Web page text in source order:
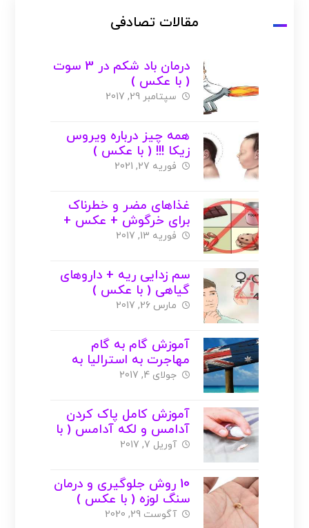
مقالات تصادفی
درمان باد شکم در 3 سوت
( با عکس )
سپتامبر 29, 2017
همه چیز درباره ویروس
زیکا !!! ( با عکس )
فوریه 27, 2021
غذاهای مضر و خطرناک
برای خرگوش + عکس +
ویدیو
فوریه 13, 2017
سم زدایی ریه + داروهای
گیاهی ( با عکس )
مارس 26, 2017
آموزش گام به گام
مهاجرت به استرالیا به
صورت تصویری
جولای 4, 2017
آموزش کامل پاک کردن
آدامس و لکه آدامس ( با
عکس )
آوریل 7, 2017
10 روش جلوگیری و درمان
سنگ لوزه ( با عکس )
آگوست 29, 2020